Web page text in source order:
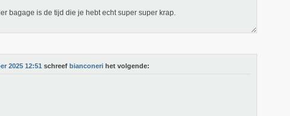
bagage is de tijd die je hebt echt super super krap.
2025 12:51 schreef bianconeri het volgende: